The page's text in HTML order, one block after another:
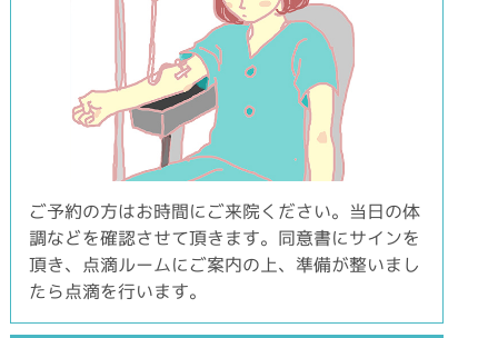
ご予約の方はお時間にご来院ください。当日の体
調などを確認させて頂きます。同意書にサインを
頂き、点滴ルームにご案内の上、準備が整いまし
たら点滴を行います。